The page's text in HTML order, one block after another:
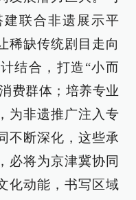
联合非遗展示平
稀缺传统剧目走向
结合，打造“小而
费群体；培养专业
为非遗推广注入专
不断深化，这些承
必将为京津冀协同
化动能，书写区域